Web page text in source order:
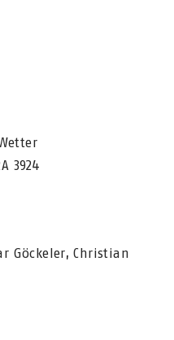
3924
Göckeler, Christian